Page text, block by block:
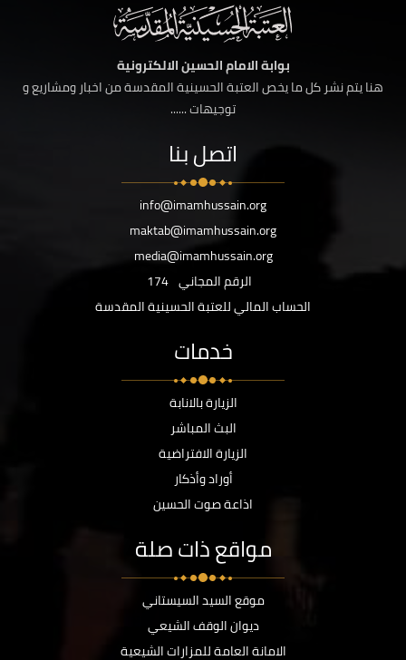
بوابة الامام الحسين الالكترونية
هنا يتم نشر كل ما يخص العتبة الحسينية المقدسة من اخبار ومشاريع و
توجيهات ......
اتصل بنا
info@imamhussain.org
maktab@imamhussain.org
media@imamhussain.org
الرقم المجاني 174
الحساب المالي للعتبة الحسينية المقدسة
خدمات
الزيارة بالانابة
البث المباشر
الزيارة الافتراضية
أوراد وأذكار
اذاعة صوت الحسين
مواقع ذات صلة
موقع السيد السيستاني
ديوان الوقف الشيعي
الامانة العامة للمزارات الشيعية